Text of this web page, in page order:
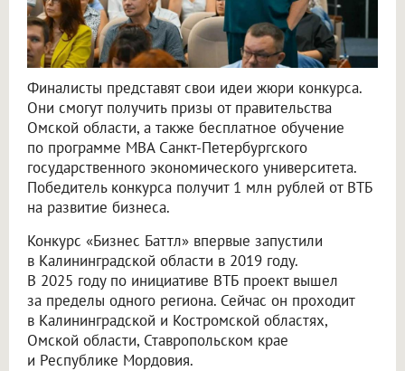
Финалисты представят свои идеи жюри конкурса.
Они смогут получить призы от правительства
Омской области, а также бесплатное обучение
по программе MBA Санкт-Петербургского
государственного экономического университета.
Победитель конкурса получит 1 млн рублей от ВТБ
на развитие бизнеса.
Конкурс «Бизнес Баттл» впервые запустили
в Калининградской области в 2019 году.
В 2025 году по инициативе ВТБ проект вышел
за пределы одного региона. Сейчас он проходит
в Калининградской и Костромской областях,
Омской области, Ставропольском крае
и Республике Мордовия.